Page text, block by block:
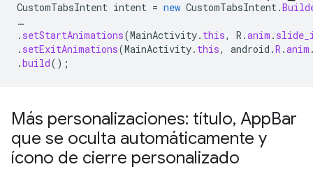
CustomTabsIntent intent = new CustomTabsIntent.
…
. setStartAnimations(MainActivity. this, R .anim .
. setExitAnimations(MainActivity. this, android .R .anim
.build();
Más personalizaciones: título, AppBar
que se oculta automáticamente y
ícono de cierre personalizado